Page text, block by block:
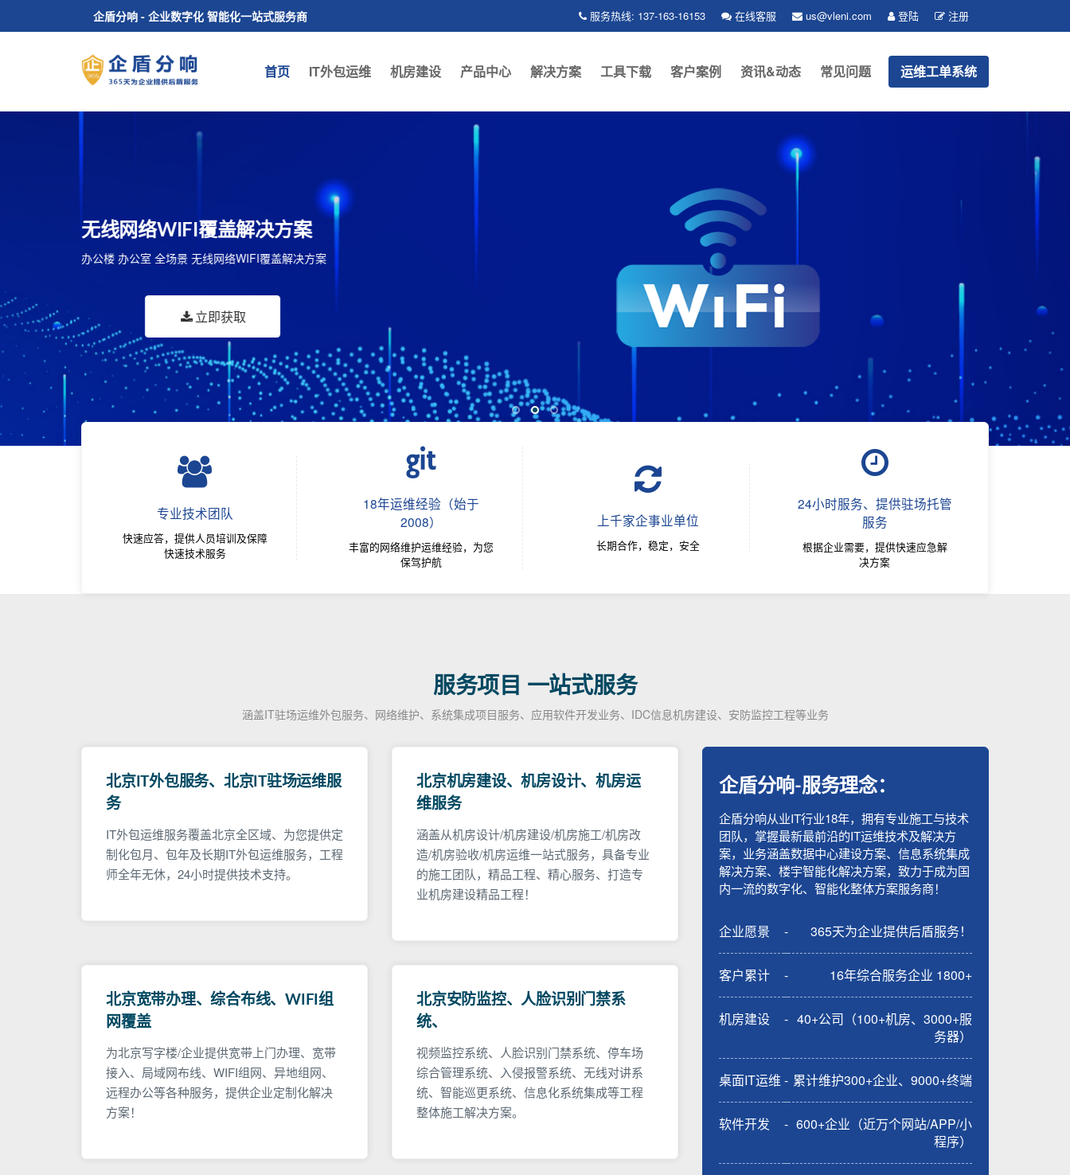
企盾分响 - 企业数字化 智能化一站式服务商 注册
登陆
us@vleni.com
在线客服
服务热线: 137-163-16153
首页 IT外包运维 机房建设 产品中心 解决方案 工具下载 客户案例 资讯&动态 常见问题 运维工单系统
机房建设解决方案
信息化机房 智能机房 整体机房建设施工解决方案
无线网络WIFI覆盖解决方案
办公楼 办公室 全场景 无线网络WIFI覆盖解决方案
立即获取
数字视频监控 智能照明管理 安防预警 能源动力监控
立即获取
专业技术团队
快速应答，提供人员培训及保障
快速技术服务
18年运维经验（始于
2008）
丰富的网络维护运维经验，为您
保驾护航
上千家企事业单位
长期合作，稳定，安全
24小时服务、提供驻场托管
服务
根据企业需要，提供快速应急解
决方案
服务项目 一站式服务
涵盖IT驻场运维外包服务、网络维护、系统集成项目服务、应用软件开发业务、IDC信息机房建设、安防监控工程等业务
北京IT外包服务、北京IT驻场运维服
务
IT外包运维服务覆盖北京全区域、为您提供定
制化包月、包年及长期IT外包运维服务，工程
师全年无休，24小时提供技术支持。
北京机房建设、机房设计、机房运
维服务
涵盖从机房设计/机房建设/机房施工/机房改
造/机房验收/机房运维一站式服务，具备专业
的施工团队，精品工程、精心服务、打造专
业机房建设精品工程！
北京宽带办理、综合布线、WIFI组
网覆盖
为北京写字楼/企业提供宽带上门办理、宽带
接入、局域网布线、WIFI组网、异地组网、
远程办公等各种服务，提供企业定制化解决
方案！
北京安防监控、人脸识别门禁系
统、
视频监控系统、人脸识别门禁系统、停车场
综合管理系统、入侵报警系统、无线对讲系
统、智能巡更系统、信息化系统集成等工程
整体施工解决方案。
企盾分响-服务理念：
企盾分响从业IT行业18年，拥有专业施工与技术
团队，掌握最新最前沿的IT运维技术及解决方
案，业务涵盖数据中心建设方案、信息系统集成
解决方案、楼宇智能化解决方案，致力于成为国
内一流的数字化、智能化整体方案服务商！
企业愿景 - 365天为企业提供后盾服务！
客户累计 - 16年综合服务企业 1800+
机房建设 - 40+公司（100+机房、3000+服
务器）
桌面IT运维 - 累计维护300+企业、9000+终端
软件开发 - 600+企业（近万个网站/APP/小
程序）